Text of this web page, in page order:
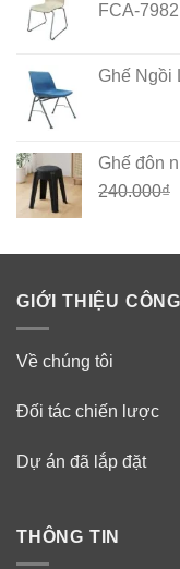
FCA-7982
Ghế Ngồi
Ghế đôn
240.000₫
GIỚI THIỆU
Về chúng tôi
Đối tác chiến lược
Dự án đã lắp đặt
THÔNG TIN